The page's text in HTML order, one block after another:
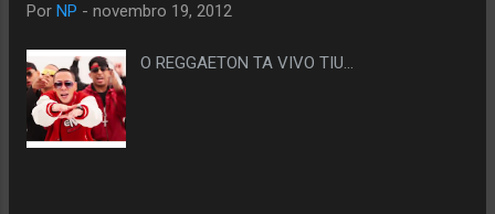
Por NP - novembro 19, 2012
O REGGAETON TA VIVO TIU...